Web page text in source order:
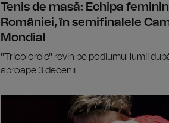
Tenis de masă: Echipa
României, în semifinalele
Mondial
"Tricolorele" revin pe podiumul lumii
aproape 3 decenii.